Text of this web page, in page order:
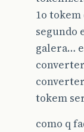
1o tokem
segundo
galera…
tokem
como q